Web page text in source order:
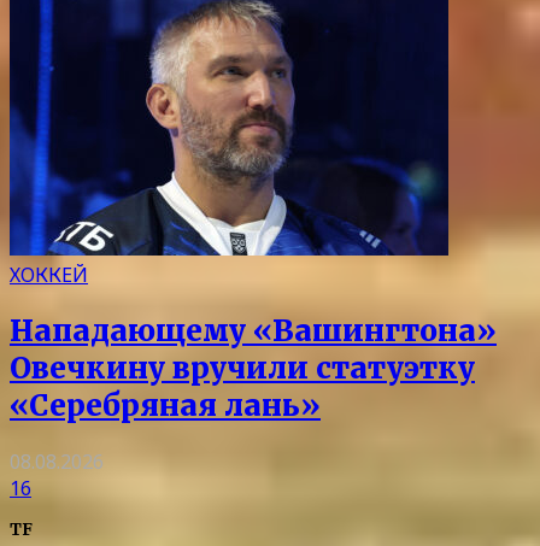
ХОККЕЙ
Нападающему «Вашингтона»
Овечкину вручили статуэтку
«Серебряная лань»
08.08.2026
16
TF